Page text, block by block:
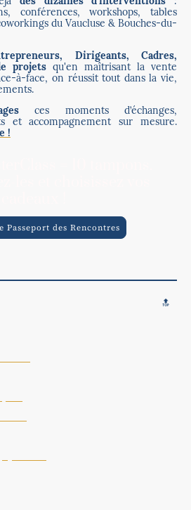
conférences, workshops, tables
du Vaucluse & Bouches-du-
Dirigeants, Cadres,
projets qu'en maîtrisant la vente
à-face, on réussit tout dans la vie,
ces moments d’échanges,
et accompagnement sur mesure.
!
Passeport des Rencontres
🔝